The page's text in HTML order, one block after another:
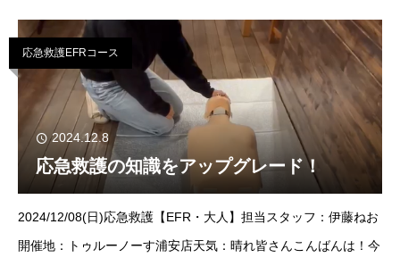
にありがとうご
応急救護EFRコース
2024.12.8
応急救護の知識をアップグレード！
2024/12/08(日)応急救護【EFR・大人】担当スタッフ：伊藤ねお
開催地：トゥルーノーす浦安店天気：晴れ皆さんこんばんは！今